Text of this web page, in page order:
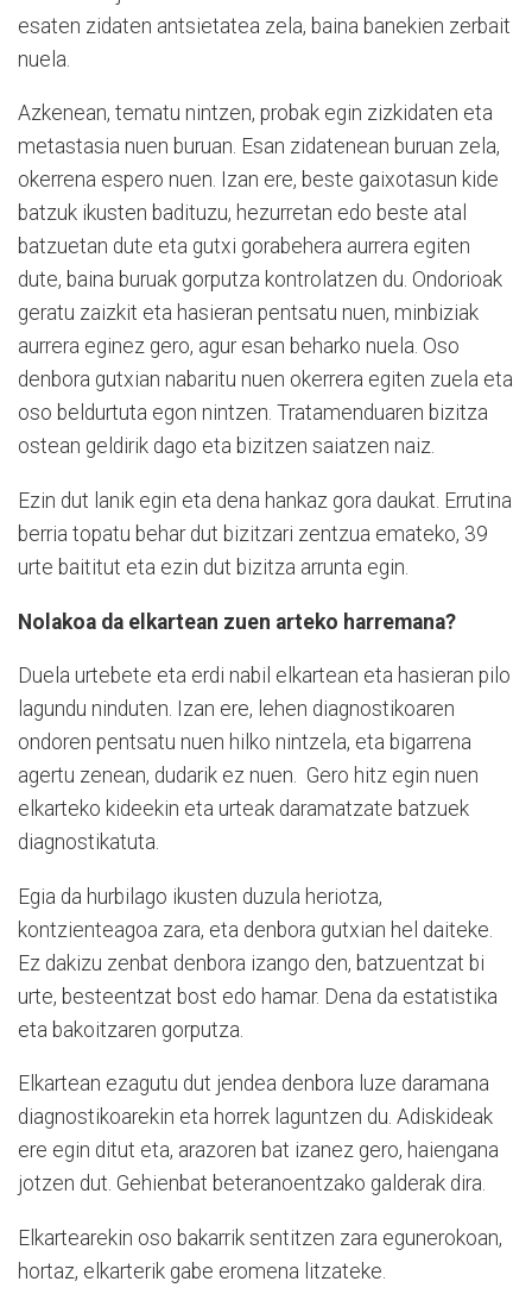
esaten zidaten antsietatea zela, baina banekien zerbait
nuela.
Azkenean, tematu nintzen, probak egin zizkidaten eta
metastasia nuen buruan. Esan zidatenean buruan zela,
okerrena espero nuen. Izan ere, beste gaixotasun kide
batzuk ikusten badituzu, hezurretan edo beste atal
batzuetan dute eta gutxi gorabehera aurrera egiten
dute, baina buruak gorputza kontrolatzen du. Ondorioak
geratu zaizkit eta hasieran pentsatu nuen, minbiziak
aurrera eginez gero, agur esan beharko nuela. Oso
denbora gutxian nabaritu nuen okerrera egiten zuela eta
oso beldurtuta egon nintzen. Tratamenduaren bizitza
ostean geldirik dago eta bizitzen saiatzen naiz.
Ezin dut lanik egin eta dena hankaz gora daukat. Errutina
berria topatu behar dut bizitzari zentzua emateko, 39
urte baititut eta ezin dut bizitza arrunta egin.
Nolakoa da elkartean zuen arteko harremana?
Duela urtebete eta erdi nabil elkartean eta hasieran pilo
lagundu ninduten. Izan ere, lehen diagnostikoaren
ondoren pentsatu nuen hilko nintzela, eta bigarrena
agertu zenean, dudarik ez nuen. Gero hitz egin nuen
elkarteko kideekin eta urteak daramatzate batzuek
diagnostikatuta.
Egia da hurbilago ikusten duzula heriotza,
kontzienteagoa zara, eta denbora gutxian hel daiteke.
Ez dakizu zenbat denbora izango den, batzuentzat bi
urte, besteentzat bost edo hamar. Dena da estatistika
eta bakoitzaren gorputza.
Elkartean ezagutu dut jendea denbora luze daramana
diagnostikoarekin eta horrek laguntzen du. Adiskideak
ere egin ditut eta, arazoren bat izanez gero, haiengana
jotzen dut. Gehienbat beteranoentzako galderak dira.
Elkartearekin oso bakarrik sentitzen zara egunerokoan,
hortaz, elkarterik gabe eromena litzateke.